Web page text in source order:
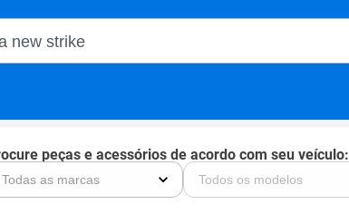
Magalu
peças e acessórios de acordo com seu veículo: